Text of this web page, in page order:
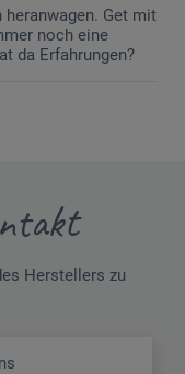
Get mit
noch eine
da Erfahrungen?
Herstellers zu